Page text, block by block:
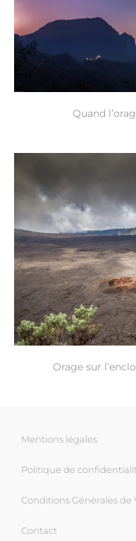
Quand
Orage sur
Mentions légales
Politique de
Conditions Générales de
Contact